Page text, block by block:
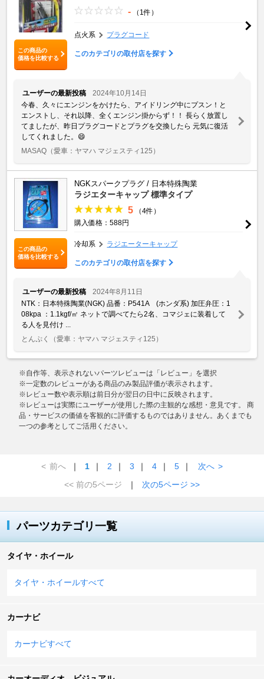
この商品の
価格を比較する
- （1件）
点火系 プラグコード
このカテゴリの取付店を探す
ユーザーの最新投稿
2024年10月14日
今春、久々にエンジンをかけたら、アイドリング中にプスン！と
エンストし、それ以降、全くエンジン掛からず！！ 長らく放置し
てましたが、昨日プラグコードとプラグを交換したら 元気に復活
してくれました。😄
MASAQ （愛車：ヤマハ マジェスティ125）
この商品の
価格を比較する
NGKスパークプラグ / 日本特殊陶業
ラジエターキャップ 標準タイプ
5
（4件）
購入価格：588円
冷却系 ラジエーターキャップ
このカテゴリの取付店を探す
ユーザーの最新投稿
2024年8月11日
NTK：日本特殊陶業(NGK) 品番：P541A (ホンダ系) 加圧弁圧：1
08kpa ：1.1kgf/㎡ ネットで調べてたら2名、コマジェに装着して
る人を見付け ...
とんぷく
（愛車：ヤマハ マジェスティ125）
※自作等、表示されないパーツレビューは「レビュー」を選択
※一定数のレビューがある商品のみ製品評価が表示されます。
※レビュー数や表示順は前日分が翌日の日中に反映されます。
※レビューは実際にユーザーが使用した際の主観的な感想・意見です。 商
品・サービスの価値を客観的に評価するものではありません。あくまでも
一つの参考としてご活用ください。
< 前へ ｜ 1 ｜ 2 ｜ 3 ｜ 4 ｜ 5 ｜ 次へ >
<< 前の5ページ
｜ 次の5ページ >>
パーツカテゴリ一覧
タイヤ・ホイール
タイヤ・ホイールすべて
カーナビ
カーナビすべて